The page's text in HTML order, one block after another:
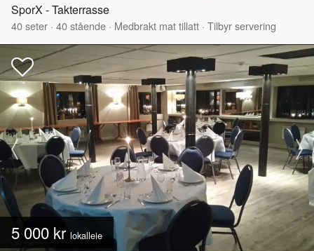
SporX - Takterrasse
40seter · 40stående · Medbrakt mat tillatt · Tilbyr servering
5 000 kr lokalleie